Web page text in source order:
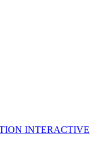
INTERACTIVE